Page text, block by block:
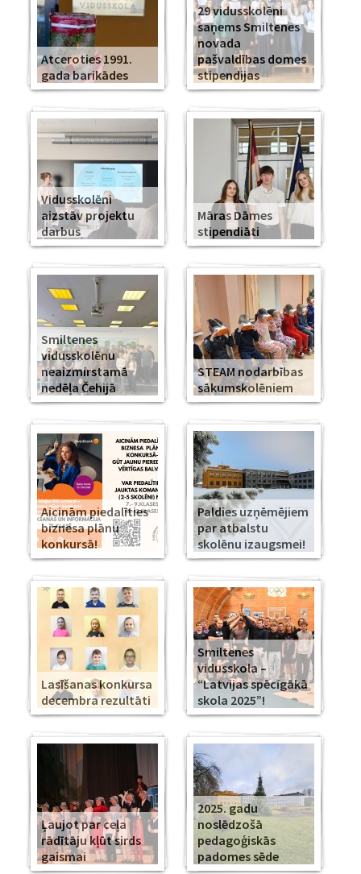
Atceroties 1991.
gada barikādes
29 vidusskolēni
saņems Smiltenes
novada
pašvaldības domes
stipendijas
Vidusskolēni
aizstāv projektu
darbus
Māras Dāmes
stipendiāti
Smiltenes
vidusskolēnu
neaizmirstamā
nedēļa Čehijā
STEAM nodarbības
sākumskolēniem
Aicinām piedalīties
biznesa plānu
konkursā!
Paldies uzņēmējiem
par atbalstu
skolēnu izaugsmei!
Lasīšanas konkursa
decembra rezultāti
Smiltenes
vidusskola –
“Latvijas spēcīgākā
skola 2025”!
Ļaujot par ceļa
rādītāju kļūt sirds
gaismai
2025. gadu
noslēdzošā
pedagoģiskās
padomes sēde